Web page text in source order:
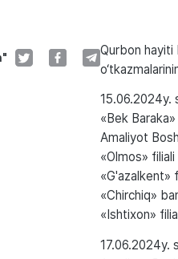
Qurbon hayiti
15.06.2024y.
«Bek
Amaliyot
«Olmos»
«G'azalkent»
«Chirchiq»
«Ishtixon»
17.06.2024y.